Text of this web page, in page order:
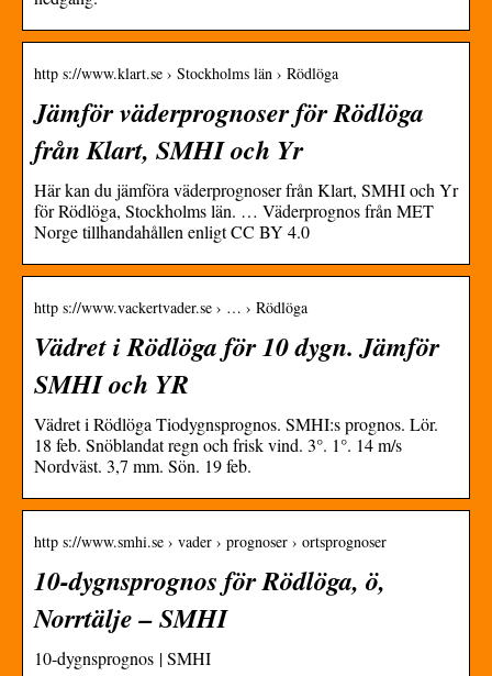
http s://www.klart.se › Stockholms län › Rödlöga
Jämför väderprognoser för Rödlöga
från Klart, SMHI och Yr
Här kan du jämföra väderprognoser från Klart, SMHI och Yr
för Rödlöga, Stockholms län. … Väderprognos från MET
Norge tillhandahållen enligt CC BY 4.0
http s://www.vackertvader.se › … › Rödlöga
Vädret i Rödlöga för 10 dygn. Jämför
SMHI och YR
Vädret i Rödlöga Tiodygnsprognos. SMHI:s prognos. Lör.
18 feb. Snöblandat regn och frisk vind. 3°. 1°. 14 m/s
Nordväst. 3,7 mm. Sön. 19 feb.
http s://www.smhi.se › vader › prognoser › ortsprognoser
10-dygnsprognos för Rödlöga, ö,
Norrtälje – SMHI
10-dygnsprognos | SMHI